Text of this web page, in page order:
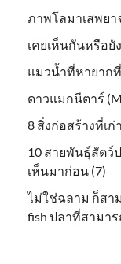
ภาพโลมาเสพยา
เคยเห็นกันหรือยั
แมวน้ำที่หายาก
ดาวแมกนีตาร์
8 สิ่งก่อสร้างที่เ
10 สายพันธุ์สัตว์
เห็นมาก่อน (7)
ไม่ใช่ฉลาม ก็สา
fish ปลาที่สามา